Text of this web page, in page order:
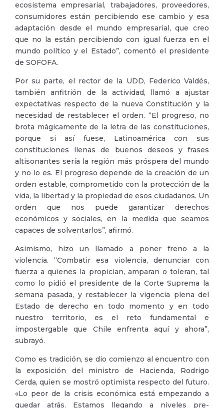
ecosistema empresarial, trabajadores, proveedores,
consumidores están percibiendo ese cambio y esa
adaptación desde el mundo empresarial, que creo
que no la están percibiendo con igual fuerza en el
mundo político y el Estado”, comentó el presidente
de SOFOFA.
Por su parte, el rector de la UDD, Federico Valdés,
también anfitrión de la actividad, llamó a ajustar
expectativas respecto de la nueva Constitución y la
necesidad de restablecer el orden. “El progreso, no
brota mágicamente de la letra de las constituciones,
porque si así fuese, Latinoamérica con sus
constituciones llenas de buenos deseos y frases
altisonantes sería la región más próspera del mundo
y no lo es. El progreso depende de la creación de un
orden estable, comprometido con la protección de la
vida, la libertad y la propiedad de esos ciudadanos. Un
orden que nos puede garantizar derechos
económicos y sociales, en la medida que seamos
capaces de solventarlos”, afirmó.
Asimismo, hizo un llamado a poner freno a la
violencia. “Combatir esa violencia, denunciar con
fuerza a quienes la propician, amparan o toleran, tal
como lo pidió el presidente de la Corte Suprema la
semana pasada, y restablecer la vigencia plena del
Estado de derecho en todo momento y en todo
nuestro territorio, es el reto fundamental e
impostergable que Chile enfrenta aquí y ahora”,
subrayó.
Como es tradición, se dio comienzo al encuentro con
la exposición del ministro de Hacienda, Rodrigo
Cerda, quien se mostró optimista respecto del futuro.
«Lo peor de la crisis económica está empezando a
quedar atrás. Estamos llegando a niveles pre-